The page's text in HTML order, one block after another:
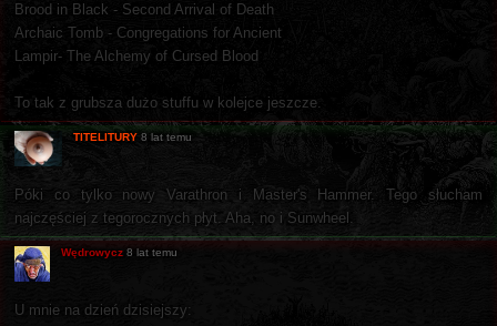
Brood in Black - Second Arrival of Death
Archaic Tomb - Congregations for Ancient
Lampir- The Alchemy of Cursed Blood
To tak z grubsza dużo stuffu w kolejce jeszcze.
TITELITURY 8 lat temu
Póki co tylko nowy Varathron i Master's Hammer. Tego słucham
najczęściej z tegorocznych płyt. Aha, no i Sunwheel.
Wędrowycz 8 lat temu
U mnie na dzień dzisiejszy: